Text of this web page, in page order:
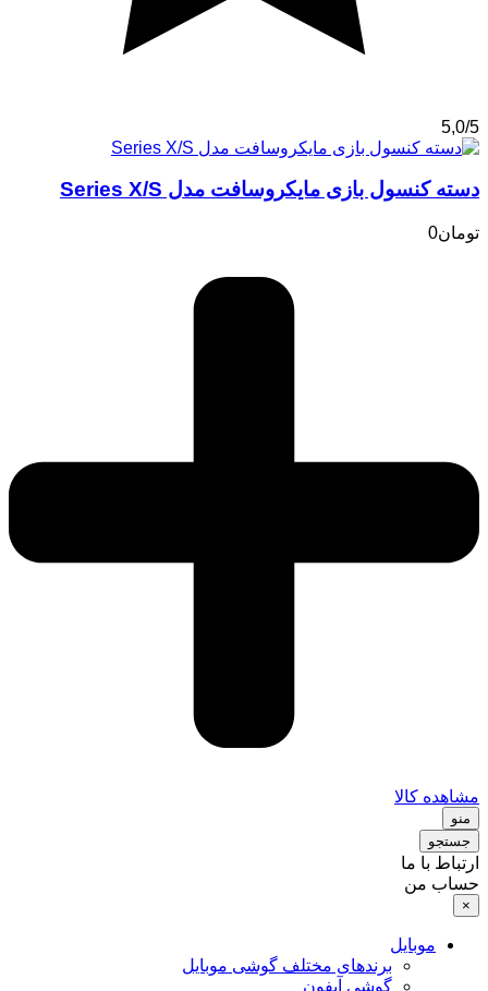
5,0/5
دسته کنسول بازی مایکروسافت مدل Series X/S
تومان0
مشاهده کالا
منو
جستجو
ارتباط با ما
حساب من
×
موبایل
برندهای مختلف گوشی موبایل
گوشی آیفون